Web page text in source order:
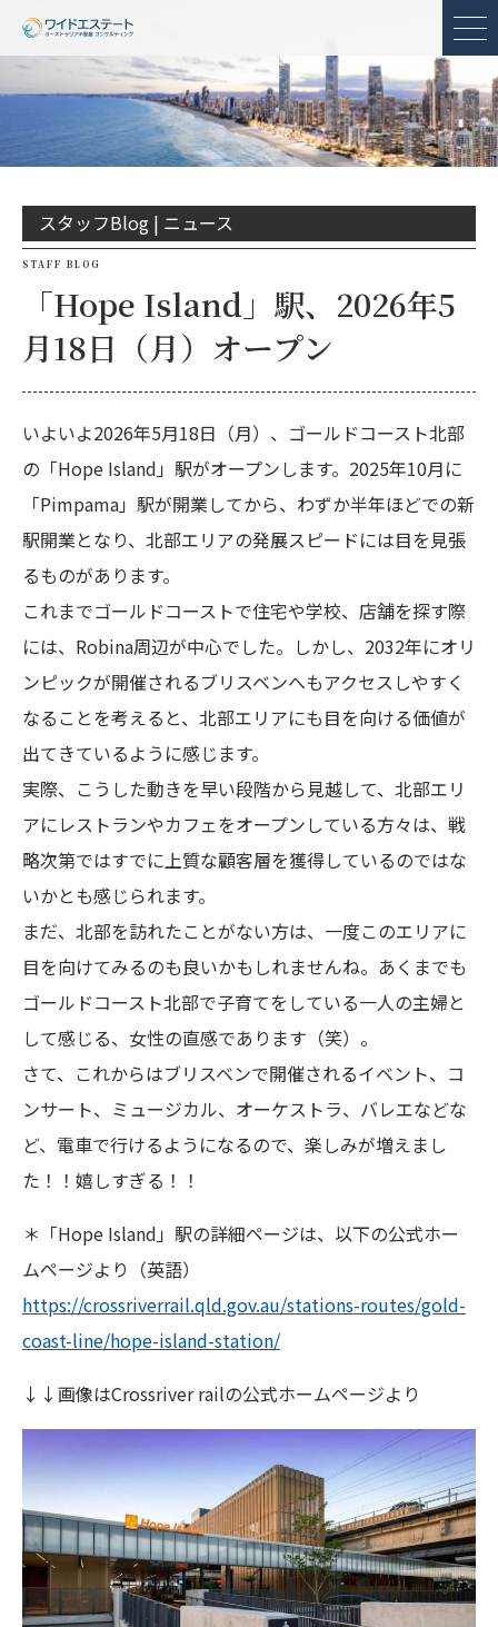
メ
スタッフBlog | ニュース
STAFF BLOG
「Hope Island」駅、2026年5
月18日（月）オープン
いよいよ2026年5月18日（月）、ゴールドコースト北部
の「Hope Island」駅がオープンします。2025年10月に
「Pimpama」駅が開業してから、わずか半年ほどでの新
駅開業となり、北部エリアの発展スピードには目を見張
るものがあります。
これまでゴールドコーストで住宅や学校、店舗を探す際
には、Robina周辺が中心でした。しかし、2032年にオリ
ンピックが開催されるブリスベンへもアクセスしやすく
なることを考えると、北部エリアにも目を向ける価値が
出てきているように感じます。
実際、こうした動きを早い段階から見越して、北部エリ
アにレストランやカフェをオープンしている方々は、戦
略次第ではすでに上質な顧客層を獲得しているのではな
いかとも感じられます。
まだ、北部を訪れたことがない方は、一度このエリアに
目を向けてみるのも良いかもしれませんね。あくまでも
ゴールドコースト北部で子育てをしている一人の主婦と
して感じる、女性の直感であります（笑）。
さて、これからはブリスベンで開催されるイベント、コ
ンサート、ミュージカル、オーケストラ、バレエなどな
ど、電車で行けるようになるので、楽しみが増えまし
た！！嬉しすぎる！！
＊「Hope Island」駅の詳細ページは、以下の公式ホー
ムページより（英語）
https://crossriverrail.qld.gov.au/stations-routes/gold-
coast-line/hope-island-station/
↓↓画像はCrossriver railの公式ホームページより